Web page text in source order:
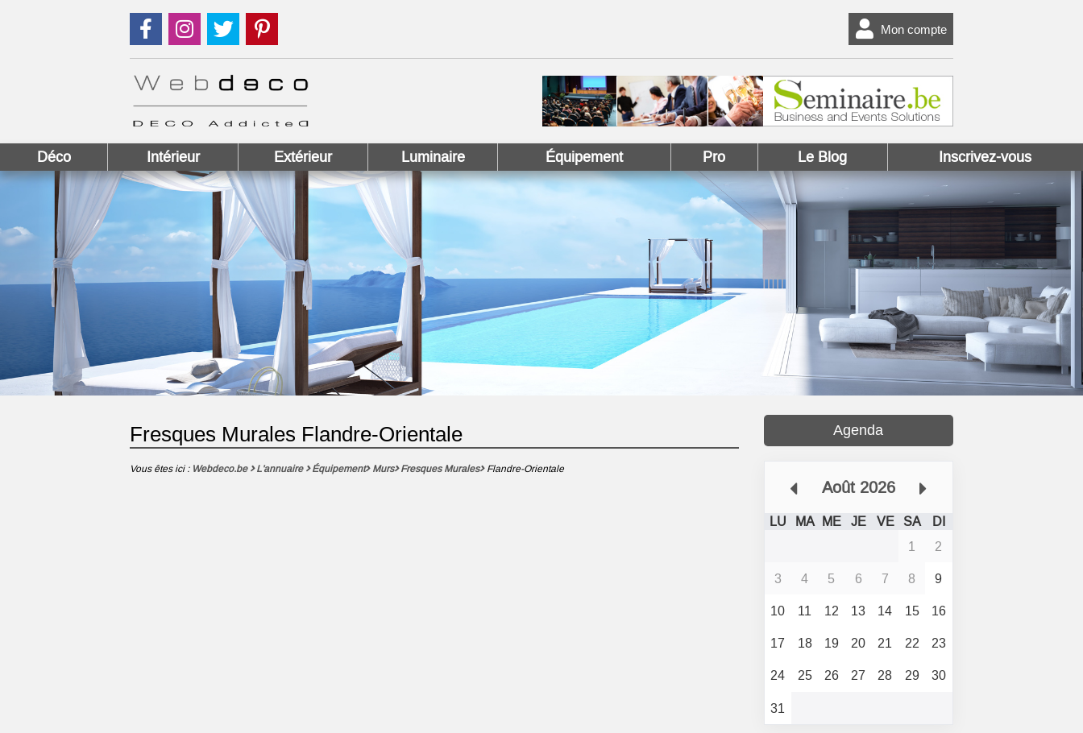
Suivez nous sur Facebook !
Suivez nous sur Instagram !
Suivez nous sur Twitter ! Mon compte
Déco Intérieur Extérieur Luminaire Équipement Pro Le Blog Inscrivez-vous
Fresques Murales Flandre-Orientale
Vous êtes ici : Webdeco.be L'annuaire Équipement Murs Fresques Murales Flandre-Orientale
Agenda
Août 2026
LU MA ME JE VE SA
DI
1
2
3
4 5 6 7 8
9
10
11 12 13 14 15
16
17
18 19 20 21 22
23
24
25 26 27 28 29
30
31